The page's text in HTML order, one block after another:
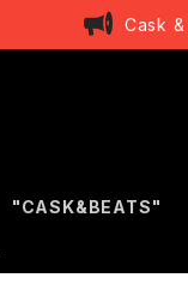
Cask &
"CASK&BEATS"